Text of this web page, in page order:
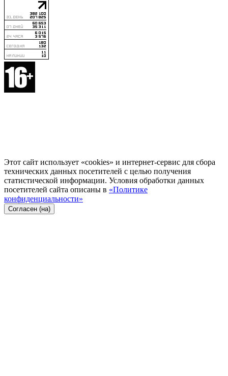
Этот сайт использует «cookies» и интернет-сервис для сбора
технических данных посетителей с целью получения
статистической информации. Условия обработки данных
посетителей сайта описаны в «Политике
конфиденциальности»
Согласен (на)